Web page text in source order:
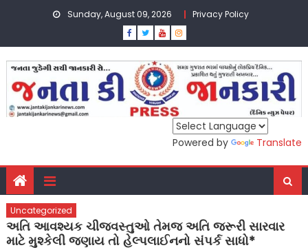
Sunday, August 09, 2026 Privacy Policy
Powered by Translate
Uncategorized
અતિ આવશ્યક ચીજવસ્તુઓ તેમજ અતિ જરૂરી સારવાર
માટે મુશ્કેલી જણાય તો હેલ્પલાઈનનો સંપર્ક સાધો*